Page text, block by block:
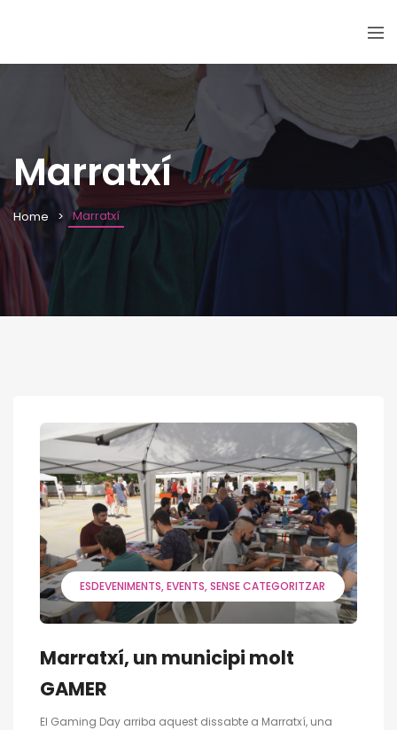
Marratxí
Home Marratxí
ESDEVENIMENTS EVENTS SENSE CATEGORITZAR
Marratxí, un municipi molt
GAMER
El Gaming Day arriba aquest dissabte a Marratxí, una